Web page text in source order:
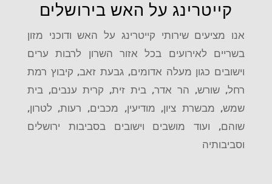
קייטרינג על האש בירושלים
אנו מציעים שירותי קייטרינג על האש ודוכני מזון
בשריים לאירועים בכל אזור השרון לרבות ערים
וישובים כגון מעלה אדומים, גבעת זאב, קיבוץ רמת
רחל, שורש, הר אדר, בית זית, קרית ענבים, בית
שמש, מבשרת ציון, מודיעין, מכבים, רעות, לטרון,
שוהם, ועוד מושבים וישובים בסביבות ירושלים
וסביבותיה